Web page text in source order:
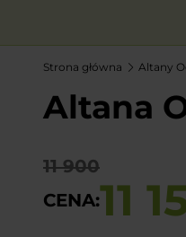
Strona główna Altany
Altana
11 900
CENA:11